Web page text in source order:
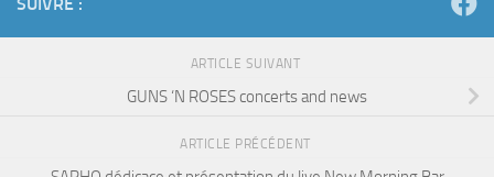
ARTICLE SUIVANT
GUNS ‘N ROSES concerts and news
ARTICLE PRÉCÉDENT